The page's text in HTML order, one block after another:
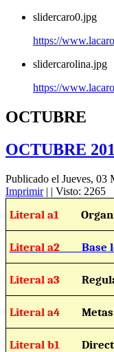
slidercaro0.jpg
https://
slidercarolina.jpg
https://
OCTUBRE
OCTUBRE
Publicado el Jueves, 03
Imprimir| | Visto: 2265
Literal a1
Literal a2 Base
Literal a3
Literal a4
Literal b1